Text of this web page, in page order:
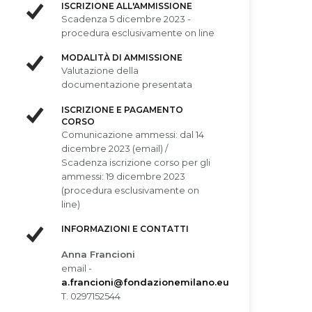
ISCRIZIONE ALL'AMMISSIONE
Scadenza 5 dicembre 2023 -
procedura esclusivamente on line
MODALITÀ DI AMMISSIONE
Valutazione della
documentazione presentata
ISCRIZIONE E PAGAMENTO
CORSO
Comunicazione ammessi: dal 14
dicembre 2023 (email) /
Scadenza iscrizione corso per gli
ammessi: 19 dicembre 2023
(procedura esclusivamente on
line)
INFORMAZIONI E CONTATTI
Anna Francioni
email -
a.francioni@fondazionemilano.eu
T. 0297152544